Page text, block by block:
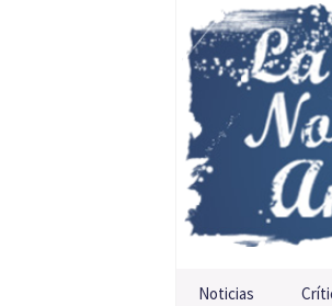
Saltar al contenido
Noticias